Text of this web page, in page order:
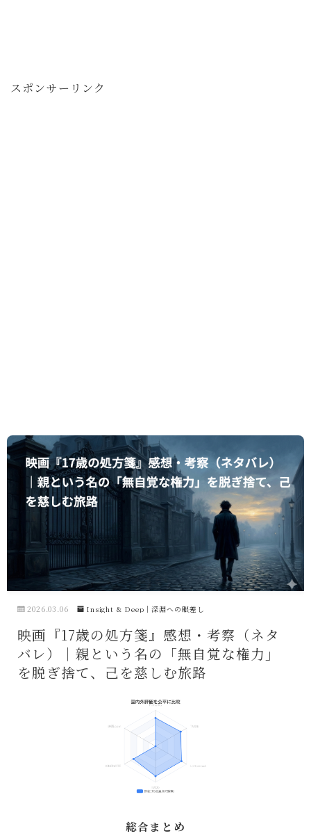
スポンサーリンク
2026.03.06 Insight & Deep｜深淵への眼差し
映画『17歳の処方箋』感想・考察（ネタ
バレ）｜親という名の「無自覚な権力」
を脱ぎ捨て、己を慈しむ旅路
総合まとめ